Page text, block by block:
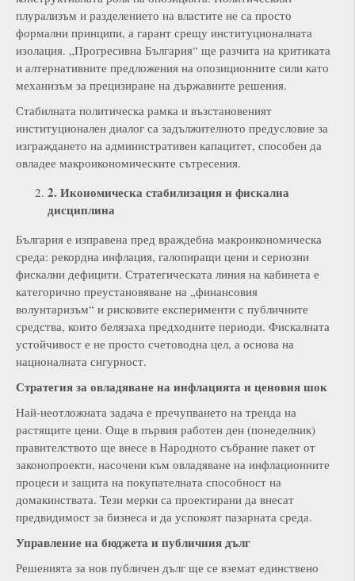
плурализъм и разделението на властите не са просто
формални принципи, а гарант срещу институционалната
изолация. „Прогресивна България“ ще разчита на критиката
и алтернативните предложения на опозиционните сили като
механизъм за прецизиране на държавните решения.
Стабилната политическа рамка и възстановеният
институционален диалог са задължителното предусловие за
изграждането на административен капацитет, способен да
овладее макроикономическите сътресения.
2. Икономическа стабилизация и фискална
дисциплина
България е изправена пред враждебна макроикономическа
среда: рекордна инфлация, галопиращи цени и сериозни
фискални дефицити. Стратегическата линия на кабинета е
категорично преустановяване на „финансовия
волунтаризъм“ и рисковите експерименти с публичните
средства, които белязаха предходните периоди. Фискалната
устойчивост е не просто счетоводна цел, а основа на
националната сигурност.
Стратегия за овладяване на инфлацията и ценовия шок
Най-неотложната задача е пречупването на тренда на
растящите цени. Още в първия работен ден (понеделник)
правителството ще внесе в Народното събрание пакет от
законопроекти, насочени към овладяване на инфлационните
процеси и защита на покупателната способност на
домакинствата. Тези мерки са проектирани да внесат
предвидимост за бизнеса и да успокоят пазарната среда.
Управление на бюджета и публичния дълг
Решенията за нов публичен дълг ще се вземат единствено